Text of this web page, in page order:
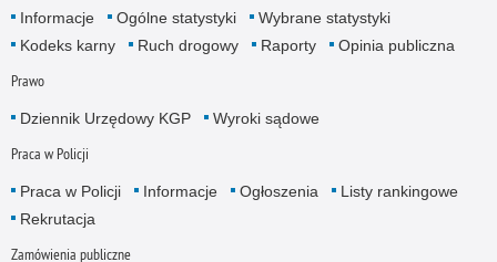
Informacje Ogólne statystyki
Wybrane statystyki
Kodeks karny
Ruch drogowy Raporty Opinia publiczna
Prawo
Dziennik Urzędowy KGP Wyroki sądowe
Praca w Policji
Praca w Policji Informacje Ogłoszenia
Listy rankingowe
Rekrutacja
Zamówienia publiczne